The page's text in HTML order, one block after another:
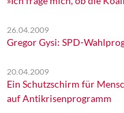
26.04.2009
Gregor Gysi: SPD-
20.04.2009
Ein Schutzschirm für
auf Antikrisenprogramm